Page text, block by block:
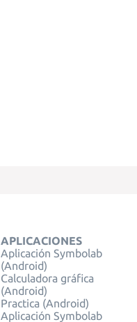
APLICACIONES
Aplicación Symbolab
(Android)
Calculadora gráfica
(Android)
Practica (Android)
Aplicación Symbolab